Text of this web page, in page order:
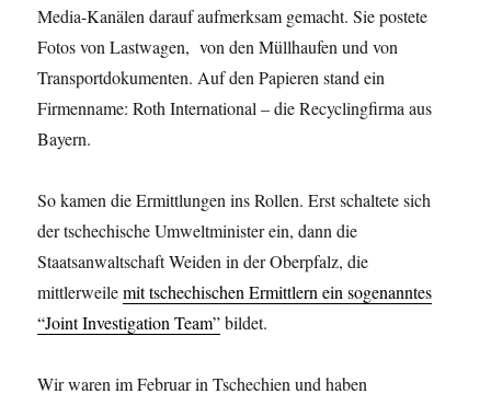
Media-Kanälen darauf aufmerksam gemacht. Sie postete
Fotos von Lastwagen, von den Müllhaufen und von
Transportdokumenten. Auf den Papieren stand ein
Firmenname: Roth International – die Recyclingfirma aus
Bayern.
So kamen die Ermittlungen ins Rollen. Erst schaltete sich
der tschechische Umweltminister ein, dann die
Staatsanwaltschaft Weiden in der Oberpfalz, die
mittlerweilemit tschechischen Ermittlern ein sogenanntes
“Joint Investigation Team”bildet.
Wir waren im Februar in Tschechien und haben